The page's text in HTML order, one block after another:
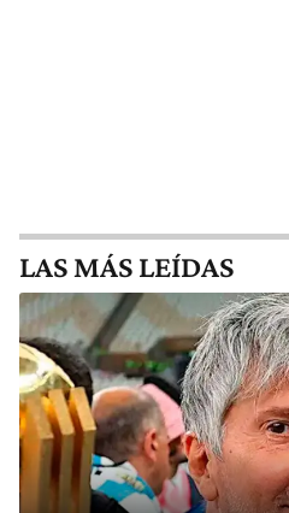
LAS MÁS LEÍDAS